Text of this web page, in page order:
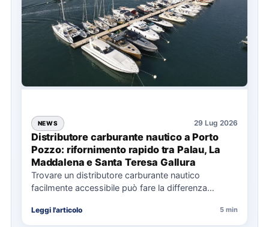
NEWS 29 Lug 2026
Distributore carburante nautico a Porto
Pozzo: rifornimento rapido tra Palau, La
Maddalena e Santa Teresa Gallura
Trovare un distributore carburante nautico
facilmente accessibile può fare la differenza
soprattutto…
Leggi l'articolo 5 min